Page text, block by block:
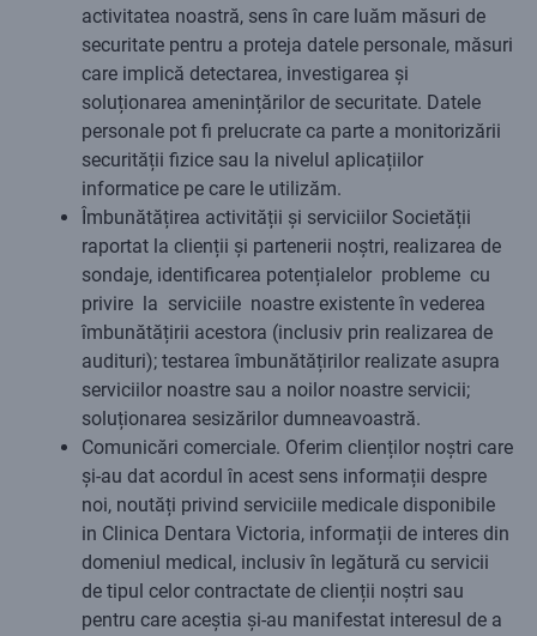
activitatea noastră, sens în care luăm măsuri de
securitate pentru a proteja datele personale, măsuri
care implică detectarea, investigarea și
soluționarea amenințărilor de securitate. Datele
personale pot fi prelucrate ca parte a monitorizării
securității fizice sau la nivelul aplicațiilor
informatice pe care le utilizăm.
Îmbunătățirea activității și serviciilor Societății
raportat la clienții și partenerii noștri, realizarea de
sondaje, identificarea potențialelor probleme cu
privire la serviciile noastre existente în vederea
îmbunătățirii acestora (inclusiv prin realizarea de
audituri); testarea îmbunătățirilor realizate asupra
serviciilor noastre sau a noilor noastre servicii;
soluționarea sesizărilor dumneavoastră.
Comunicări comerciale. Oferim clienților noștri care
și-au dat acordul în acest sens informații despre
noi, noutăți privind serviciile medicale disponibile
in Clinica Dentara Victoria, informații de interes din
domeniul medical, inclusiv în legătură cu servicii
de tipul celor contractate de clienții noștri sau
pentru care aceștia și-au manifestat interesul de a